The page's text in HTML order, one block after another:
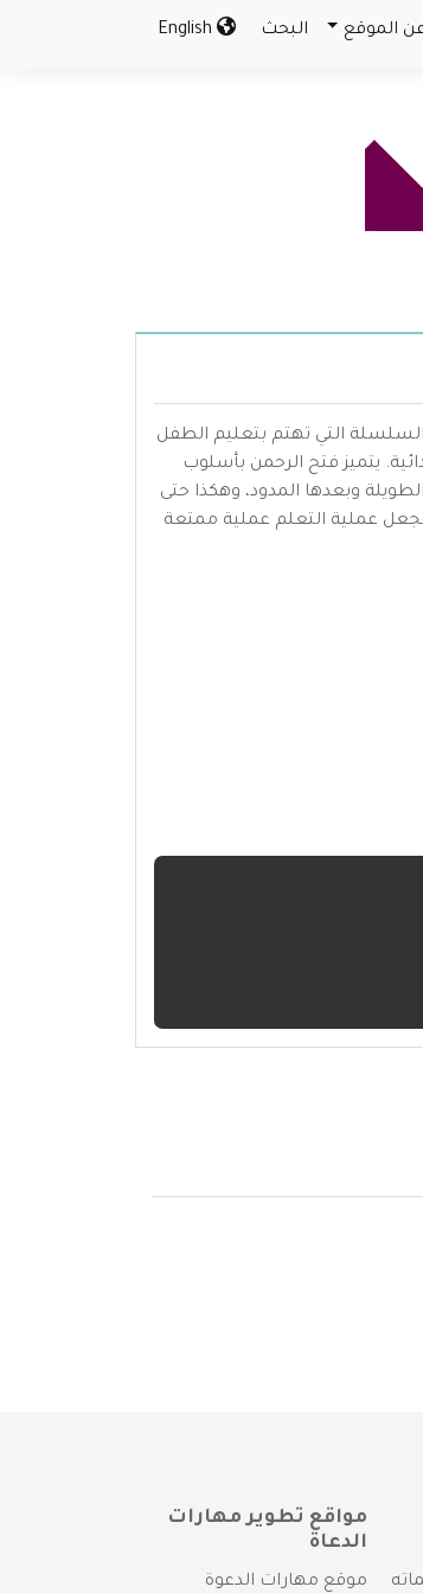
الموقع البحث
السلسلة التي تهتم بتعليم الطفل
يتميز فتح الرحمن بأسلوب
وبعدها المدود، وهكذا حتى
تجعل عملية التعلم عملية ممتعة
مواقع تطوير مهارات
الدعاة
موقع مهارات الدعوة